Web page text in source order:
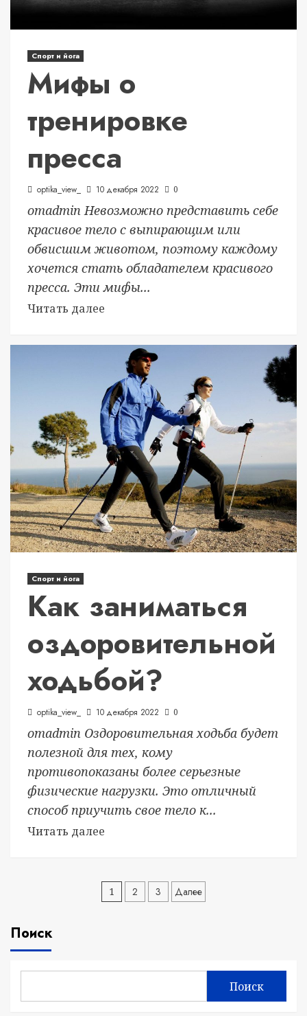
Спорт и йога
Мифы о
тренировке
пресса
optika_view_ 10 декабря 2022 0
отadmin Невозможно представить себе
красивое тело с выпирающим или
обвисшим животом, поэтому каждому
хочется стать обладателем красивого
пресса. Эти мифы...
Читать далее
Спорт и йога
Как заниматься
оздоровительной
ходьбой?
optika_view_ 10 декабря 2022 0
отadmin Оздоровительная ходьба будет
полезной для тех, кому
противопоказаны более серьезные
физические нагрузки. Это отличный
способ приучить свое тело к...
Читать далее
Пагинация
1 2 3 Далее
Поиск
Поиск